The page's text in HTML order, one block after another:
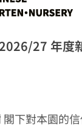
27 年度
下對本園的